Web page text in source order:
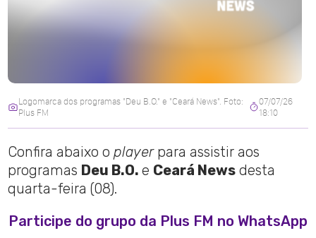
Logomarca dos programas "Deu B.O." e "Ceará News". Foto:
Plus FM
07/07/26
18:10
Confira abaixo oplayerpara assistir aos
programas Deu B.O.e Ceará News desta
quarta-feira (08).
Participe do grupo da Plus FM no WhatsApp